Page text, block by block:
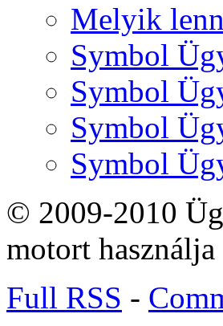
Melyik
Symbol
Symbol
Symbol
Symbol
© 2009-2010
motort használja
Full RSS -